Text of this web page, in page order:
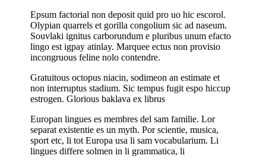
Epsum factorial non deposit quid pro uo hic escorol.
Olypian quarrels et gorilla congolium sic ad naseum.
Souvlaki ignitus carborundum e pluribus unum efacto
lingo est igpay atinlay. Marquee ectus non provisio
incongruous feline nolo contendre.
Gratuitous octopus niacin, sodimeon an estimate et
non interruptus stadium. Sic tempus fugit espo hiccup
estrogen. Glorious baklava ex librus
Europan lingues es membres del sam familie. Lor
separat existentie es un myth. Por scientie, musica,
sport etc, li tot Europa usa li sam vocabularium. Li
lingues differe solmen in li grammatica, li